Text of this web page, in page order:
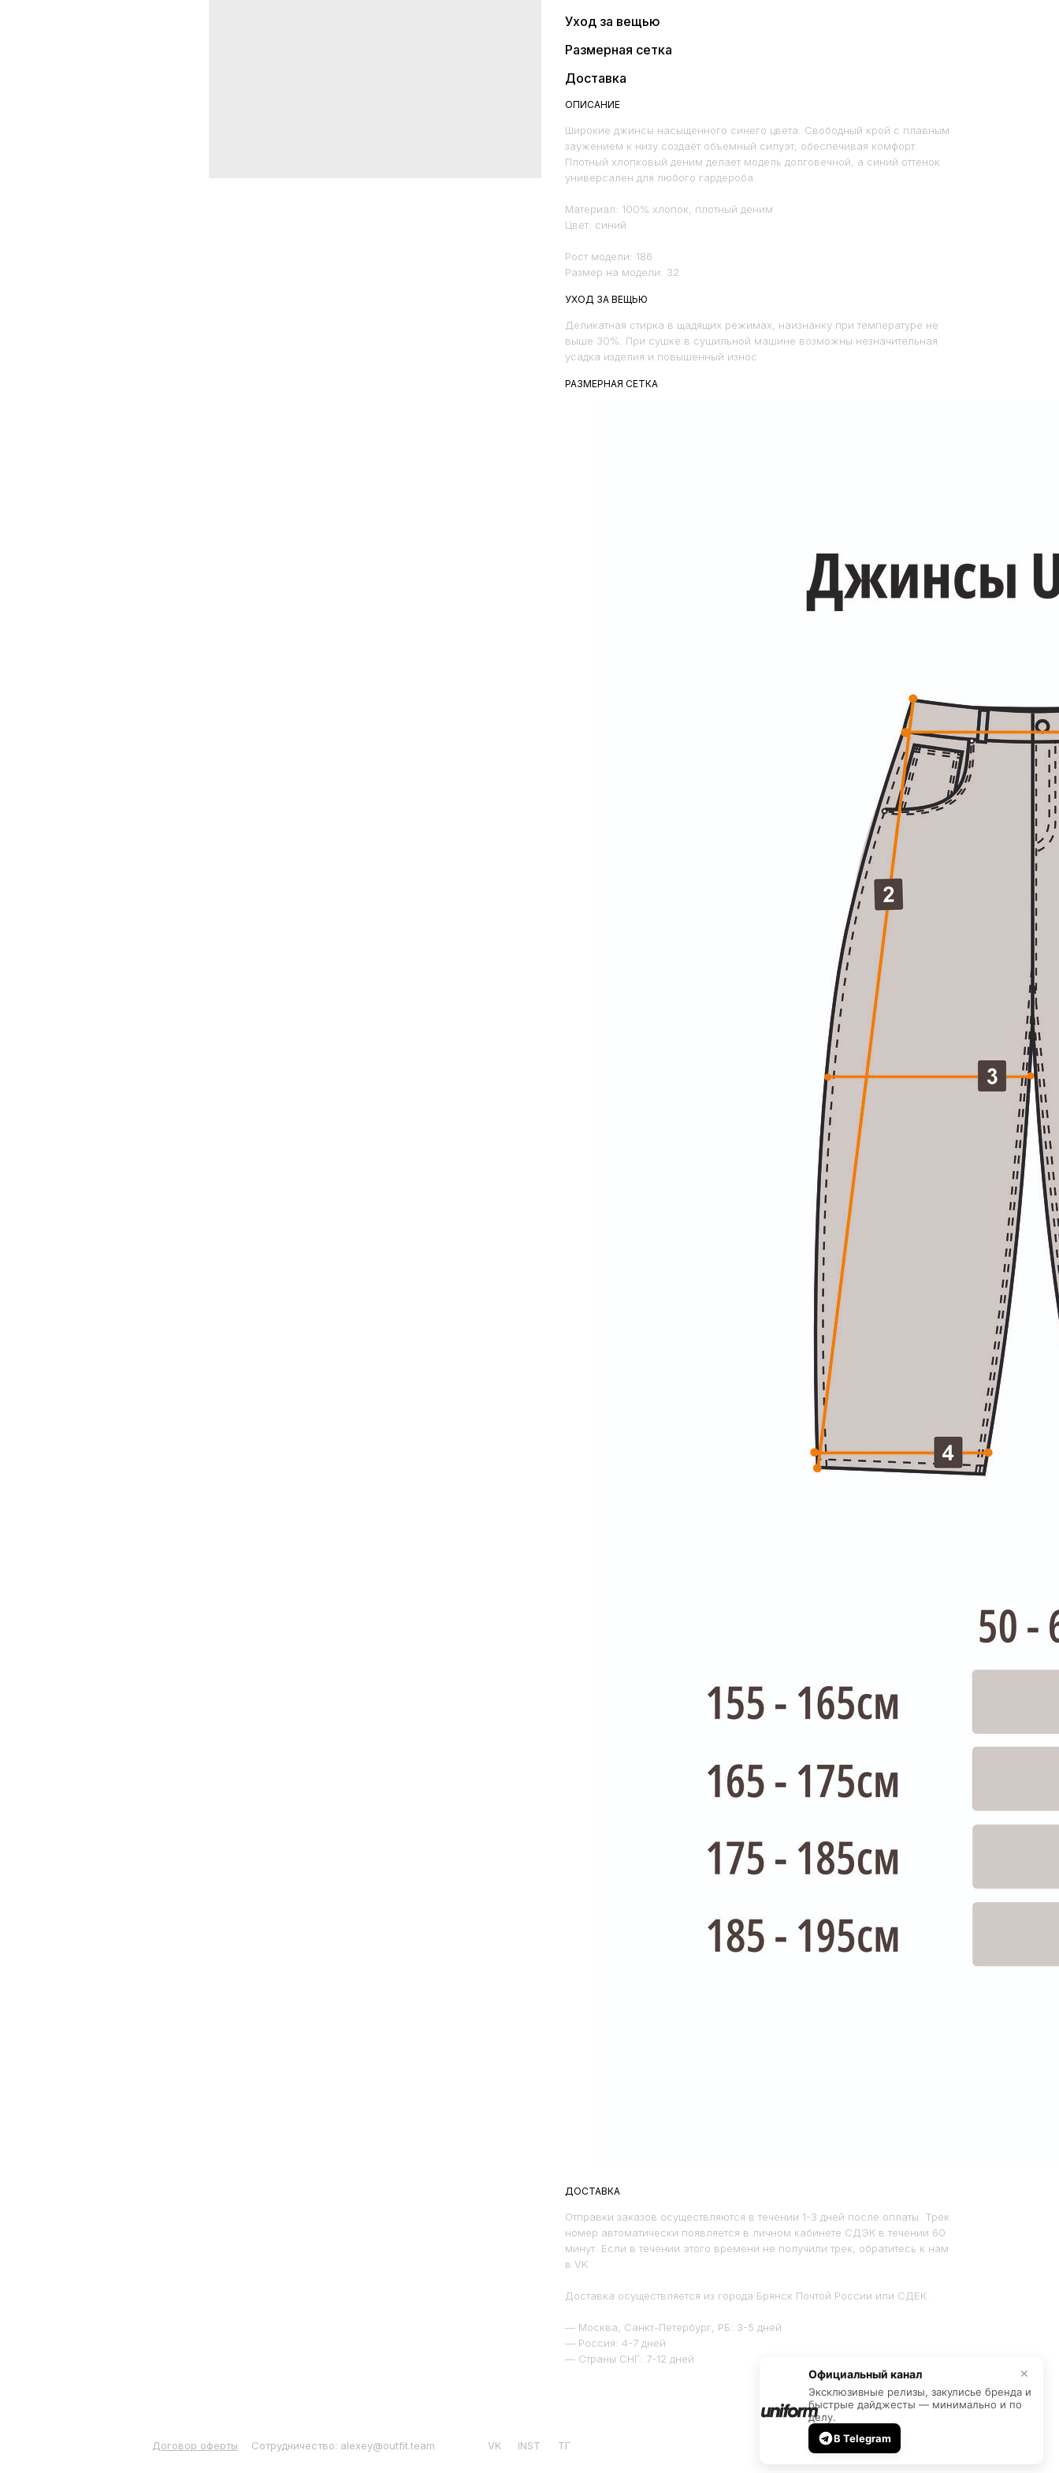
✕
Официальный канал
Эксклюзивные релизы, закулисье бренда и
быстрые дайджесты — минимально и по
делу.
В Telegram
Уход за вещью
Размерная сетка
Доставка
ОПИСАНИЕ
Широкие джинсы насыщенного синего цвета. Свободный крой с плавным
заужением к низу создаёт объемный силуэт, обеспечивая комфорт.
Плотный хлопковый деним делает модель долговечной, а синий оттенок
универсален для любого гардероба.
Материал: 100% хлопок, плотный деним
Цвет: синий
Рост модели: 186
Размер на модели: 32
УХОД ЗА ВЕЩЬЮ
Деликатная стирка в щадящих режимах, наизнанку при температуре не
выше 30%. При сушке в сушильной машине возможны незначительная
усадка изделия и повышенный износ
РАЗМЕРНАЯ СЕТКА
ДОСТАВКА
Отправки заказов осуществляются в течении 1-3 дней после оплаты. Трек
номер автоматически появляется в личном кабинете СДЭК в течении 60
минут. Если в течении этого времени не получили трек, обратитесь к нам
в VK
Доставка осуществляется из города Брянск Почтой России или СДЕК.
— Москва, Санкт-Петербург, РБ: 3-5 дней
— Россия: 4-7 дней
— Страны СНГ: 7-12 дней
VK INST ТГ
Сотрудничество: alexey@outfit.team
Договор оферты Дизайн и разработка